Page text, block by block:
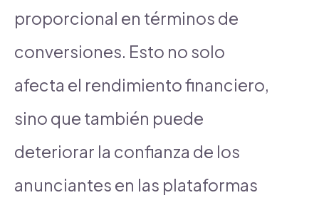
proporcional en términos de
conversiones. Esto no solo
afecta el rendimiento financiero,
sino que también puede
deteriorar la confianza de los
anunciantes en las plataformas